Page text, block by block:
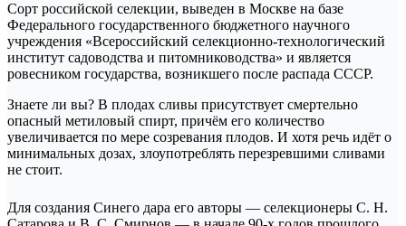
Сорт российской селекции, выведен в Москве на базе
Федерального государственного бюджетного научного
учреждения «Всероссийский селекционно-технологический
институт садоводства и питомниководства» и является
ровесником государства, возникшего после распада СССР.
Знаете ли вы? В плодах сливы присутствует смертельно
опасный метиловый спирт, причём его количество
увеличивается по мере созревания плодов. И хотя речь идёт о
минимальных дозах, злоупотреблять перезревшими сливами
не стоит.
Для создания Синего дара его авторы — селекционеры С. Н.